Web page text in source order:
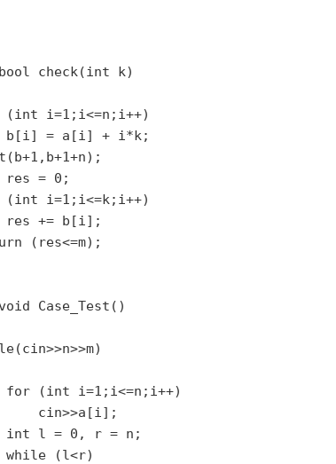
check(int k)
(int i=1;i<=n;i++)
b[i] = a[i] + i*k;
res = 0;
(int i=1;i<=k;i++)
res += b[i];
(res<=m);
Case_Test()
for (int i=1;i<=n;i++)
cin>>a[i];
int l = 0, r = n;
while (l<r)